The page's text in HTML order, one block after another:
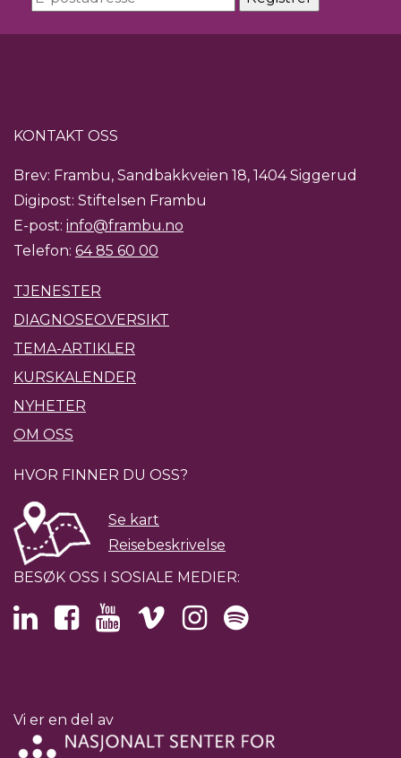
KONTAKT OSS
Brev: Frambu, Sandbakkveien 18, 1404 Siggerud
Digipost: Stiftelsen Frambu
E-post: info@frambu.no
Telefon: 64 85 60 00
TJENESTER
DIAGNOSEOVERSIKT
TEMA-ARTIKLER
KURSKALENDER
NYHETER
OM OSS
HVOR FINNER DU OSS?
Se kart
Reisebeskrivelse
BESØK OSS I SOSIALE MEDIER:
Vi er en del av